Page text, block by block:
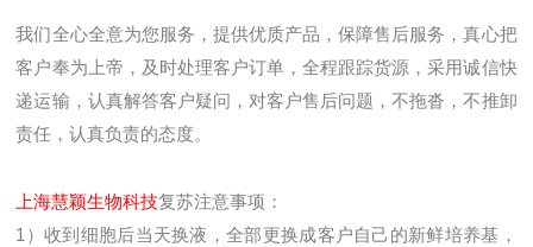
我们全心全意为您服务，提供优质产品，保障售后服务，真心把
客户奉为上帝，及时处理客户订单，全程跟踪货源，采用诚信快
递运输，认真解答客户疑问，对客户售后问题，不拖沓，不推卸
责任，认真负责的态度。
上海慧颖生物科技复苏注意事项：
1 ）收到细胞后当天换液，全部更换成客户自己的新鲜培养基，